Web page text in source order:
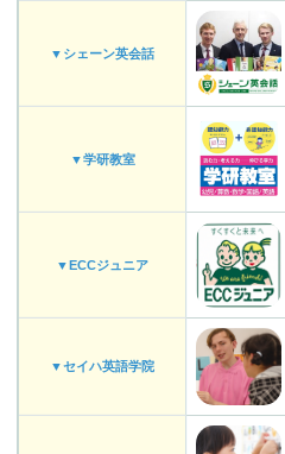
▼シェーン英会話
▼学研教室
▼ECCジュニア
▼セイハ英語学院